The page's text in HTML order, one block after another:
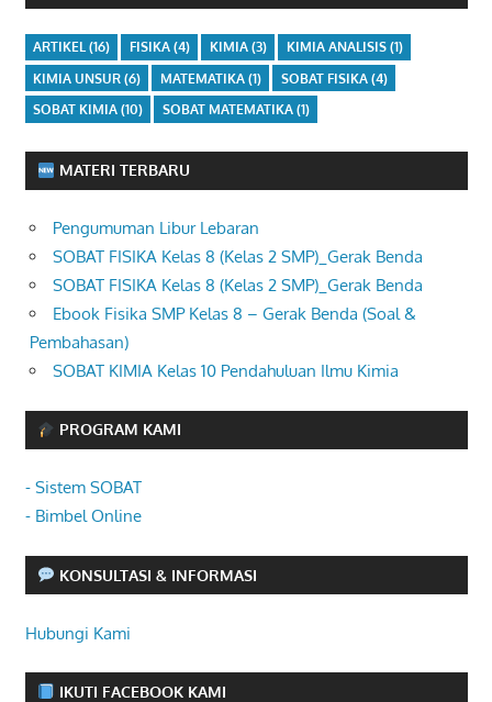
ARTIKEL(16) FISIKA(4) KIMIA(3) KIMIA ANALISIS(1)
KIMIA UNSUR(6) MATEMATIKA(1) SOBAT FISIKA(4)
SOBAT KIMIA(10) SOBAT MATEMATIKA(1)
MATERI TERBARU
Pengumuman Libur Lebaran
SOBAT FISIKA Kelas 8 (Kelas 2 SMP)_Gerak Benda
SOBAT FISIKA Kelas 8 (Kelas 2 SMP)_Gerak Benda
Ebook Fisika SMP Kelas 8 – Gerak Benda (Soal &
Pembahasan)
SOBAT KIMIA Kelas 10 Pendahuluan Ilmu Kimia
PROGRAM KAMI
- Sistem SOBAT
- Bimbel Online
KONSULTASI & INFORMASI
Hubungi Kami
IKUTI FACEBOOK KAMI